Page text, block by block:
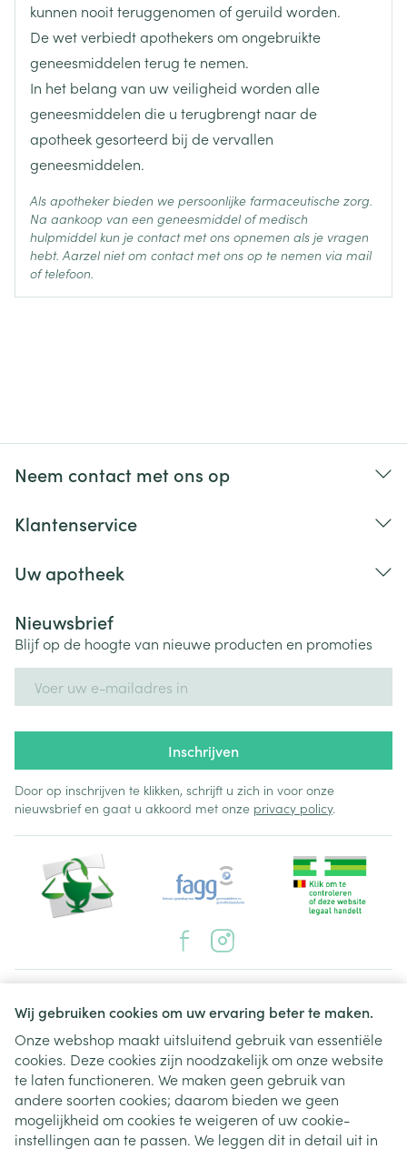
Wij gebruiken cookies om uw ervaring beter te maken.
Onze webshop maakt uitsluitend gebruik van essentiële
cookies. Deze cookies zijn noodzakelijk om onze website
te laten functioneren. We maken geen gebruik van
andere soorten cookies; daarom bieden we geen
mogelijkheid om cookies te weigeren of uw cookie-
instellingen aan te passen. We leggen dit in detail uit in
Hoeveelheid
Verpakking
5
Actieve
Ingrediënten
geen actieve ingrediënten
Behoud Kamertemperatuur (15°C - 25°C)
kunnen nooit teruggenomen of geruild worden.
De wet verbiedt apothekers om ongebruikte
geneesmiddelen terug te nemen.
In het belang van uw veiligheid worden alle
geneesmiddelen die u terugbrengt naar de
apotheek gesorteerd bij de vervallen
geneesmiddelen.
Als apotheker bieden we persoonlijke farmaceutische zorg.
Na aankoop van een geneesmiddel of medisch
hulpmiddel kun je contact met ons opnemen als je vragen
hebt. Aarzel niet om contact met ons op te nemen via mail
of telefoon.
Neem contact met ons op
Klantenservice
Uw apotheek
Nieuwsbrief
Blijf op de hoogte van nieuwe producten en promoties
Inschrijven
Door op inschrijven te klikken, schrijft u zich in voor onze
nieuwsbrief en gaat u akkoord met onze privacy policy.
Juridische links